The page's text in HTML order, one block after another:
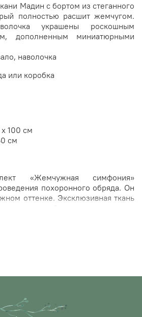
Мадин с бортом из стеганного
полностью расшит жемчугом.
украшены роскошным
дополненным миниатюрными
наволочка
или коробка
100 см
см
«Жемчужная симфония»
похоронного обряда. Он
оттенке. Эксклюзивная ткань
а также отделана элегантной